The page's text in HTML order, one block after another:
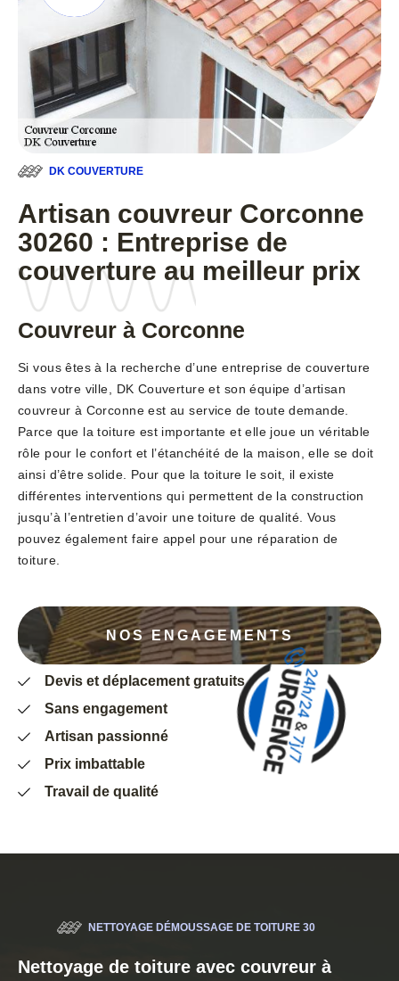
DK COUVERTURE
Artisan couvreur Corconne
30260 : Entreprise de
couverture au meilleur prix
Couvreur à Corconne
Si vous êtes à la recherche d’une entreprise de couverture
dans votre ville, DK Couverture et son équipe d’artisan
couvreur à Corconne est au service de toute demande.
Parce que la toiture est importante et elle joue un véritable
rôle pour le confort et l’étanchéité de la maison, elle se doit
ainsi d’être solide. Pour que la toiture le soit, il existe
différentes interventions qui permettent de la construction
jusqu’à l’entretien d’avoir une toiture de qualité. Vous
pouvez également faire appel pour une réparation de
toiture.
NOS ENGAGEMENTS
Devis et déplacement gratuits
Sans engagement
Artisan passionné
Prix imbattable
Travail de qualité
NETTOYAGE DÉMOUSSAGE DE TOITURE 30
Nettoyage de toiture avec couvreur à